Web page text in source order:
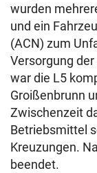
wurden
und ein
(ACN) zum
Versorgung
war die L5
Groißenbrunn
Zwischenzeit
Betriebsmittel
Kreuzungen.
beendet.